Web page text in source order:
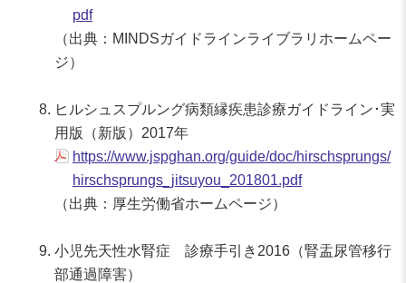
pdf
（出典：MINDSガイドラインライブラリホームペー
ジ）
ヒルシュスプルング病類縁疾患診療ガイドライン･実
用版（新版）2017年
https://www.jspghan.org/guide/doc/hirschsprungs/
hirschsprungs_jitsuyou_201801.pdf
（出典：厚生労働省ホームページ）
小児先天性水腎症 診療手引き2016（腎盂尿管移行
部通過障害）